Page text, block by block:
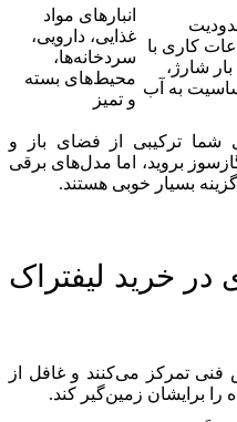
کاری با
شارژ،
به آب
انبارهای مواد
غذایی، دارویی،
سردخانه‌ها،
محیط‌های بسته
و تمیز
شما ترکیبی از فضای باز و
بروید، اما مدل‌های برقی
بسیار خوبی هستند.
در خرید لیفتراک
فنی تمرکز می‌کنند و غافل از
را برایشان زمین‌گیر کند.